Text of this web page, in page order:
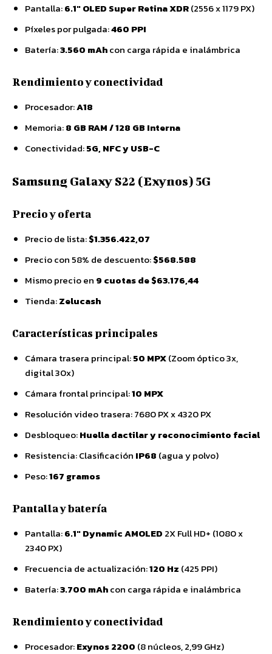
Pantalla:6.1″ OLED Super Retina XDR(2556 x 1179 PX)
Píxeles por pulgada:460 PPI
Batería:3.560 mAhcon carga rápida e inalámbrica
Rendimiento y conectividad
Procesador:A18
Memoria:8 GB RAM / 128 GB Interna
Conectividad:5G, NFC y USB-C
Samsung Galaxy S22 (Exynos) 5G
Precio y oferta
Precio de lista:$1.356.422,07
Precio con 58% de descuento:$568.588
Mismo precio en 9 cuotas de $63.176,44
Tienda:Zelucash
Características principales
Cámara trasera principal:50 MPX(Zoom óptico 3x,
digital 30x)
Cámara frontal principal:10 MPX
Resolución video trasera: 7680 PX x 4320 PX
Desbloqueo:Huella dactilar y reconocimiento facial
Resistencia: Clasificación IP68 (agua y polvo)
Peso:167 gramos
Pantalla y batería
Pantalla:6.1″ Dynamic AMOLED 2X Full HD+ (1080 x
2340 PX)
Frecuencia de actualización:120 Hz (425 PPI)
Batería:3.700 mAhcon carga rápida e inalámbrica
Rendimiento y conectividad
Procesador:Exynos 2200 (8 núcleos, 2,99 GHz)